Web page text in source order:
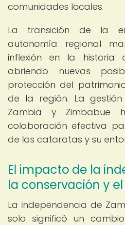
comunidades locales.
La transición de la
autonomía regional
inflexión en la historia
abriendo nuevas
protección del
de la región. La
Zambia y Zimbabue
colaboración efectiva
de las cataratas y su
El impacto de la
la conservación y
La independencia de
solo significó un